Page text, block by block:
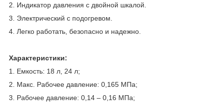
2. Индикатор давления с двойной шкалой.
3. Электрический с подогревом.
4. Легко работать, безопасно и надежно.
Характеристики:
1. Емкость: 18 л, 24 л;
2. Макс. Рабочее давление: 0,165 МПа;
3. Рабочее давление: 0,14 – 0,16 МПа;